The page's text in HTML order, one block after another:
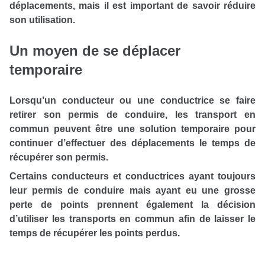
déplacements, mais il est important de savoir réduire
son utilisation.
Un moyen de se déplacer
temporaire
Lorsqu’un conducteur ou une conductrice se faire
retirer son permis de conduire, les transport en
commun peuvent être une solution temporaire pour
continuer d’effectuer des déplacements le temps de
récupérer son permis.
Certains conducteurs et conductrices ayant toujours
leur permis de conduire mais ayant eu une grosse
perte de points prennent également la décision
d’utiliser les transports en commun afin de laisser le
temps de récupérer les points perdus.